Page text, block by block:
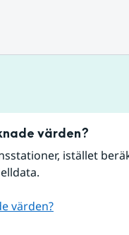
värden?
istället
värden?